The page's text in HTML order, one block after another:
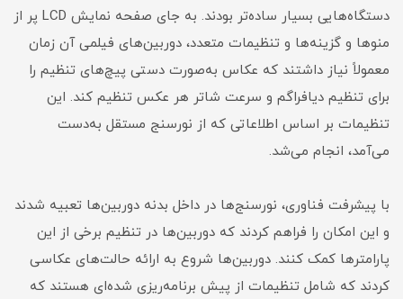
دستگاه‌هایی بسیار ساده‌تر بودند. به جای صفحه نمایش LCD پر از
منوها و گزینه‌ها و تنظیمات متعدد، دوربین‌های فیلمی آن زمان
معمولاً نیاز داشتند که عکاس به‌صورت دستی پیچ‌های تنظیم را
برای تنظیم دیافراگم و سرعت شاتر هر عکس تنظیم کند. این
تنظیمات بر اساس اطلاعاتی که از نورسنج مستقل به‌دست
می‌آمد، انجام می‌شد.
با پیشرفت فناوری، نورسنج‌ها در داخل بدنه دوربین‌ها تعبیه شدند
و این امکان را فراهم کردند که دوربین‌ها در تنظیم برخی از این
پارامترها کمک کنند. دوربین‌ها شروع به ارائه حالت‌های عکاسی
کردند که شامل تنظیمات از پیش برنامه‌ریزی شده‌ای هستند که